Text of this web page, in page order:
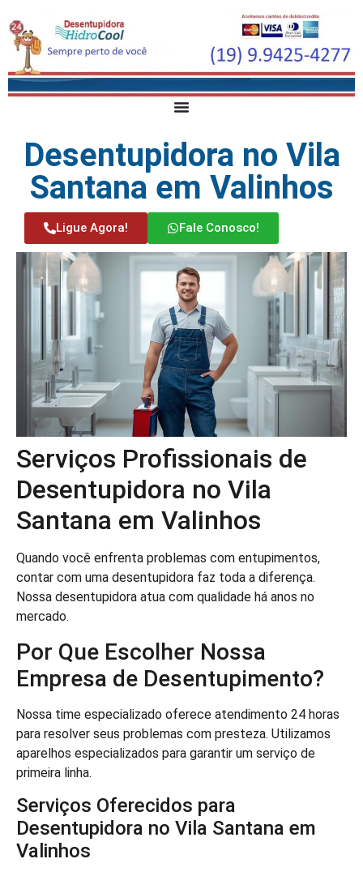
Desentupidora no Vila
Santana em Valinhos
Ligue Agora! Fale Conosco!
Serviços Profissionais de
Desentupidora no Vila
Santana em Valinhos
Quando você enfrenta problemas com entupimentos,
contar com uma desentupidora faz toda a diferença.
Nossa desentupidora atua com qualidade há anos no
mercado.
Por Que Escolher Nossa
Empresa de Desentupimento?
Nossa time especializado oferece atendimento 24 horas
para resolver seus problemas com presteza. Utilizamos
aparelhos especializados para garantir um serviço de
primeira linha.
Serviços Oferecidos para
Desentupidora no Vila Santana em
Valinhos